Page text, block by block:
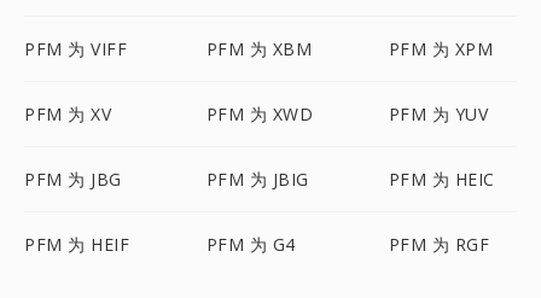
PFM 为 VIFF PFM 为 XBM PFM 为 XPM
PFM 为 XV PFM 为 XWD PFM 为 YUV
PFM 为 JBG PFM 为 JBIG PFM 为 HEIC
PFM 为 HEIF PFM 为 G4 PFM 为 RGF